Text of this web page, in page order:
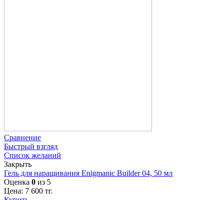
Сравнение
Быстрый взгляд
Список желаний
Закрыть
Гель для наращивания Enigmanic Builder 04, 50 мл
Оценка 0 из 5
Цена: 7 600 тг.